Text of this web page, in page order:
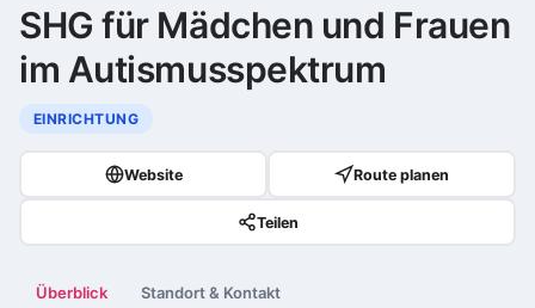
SHG für Mädchen und Frauen
im Autismusspektrum
EINRICHTUNG
Website Route planen
Teilen
Überblick Standort & Kontakt